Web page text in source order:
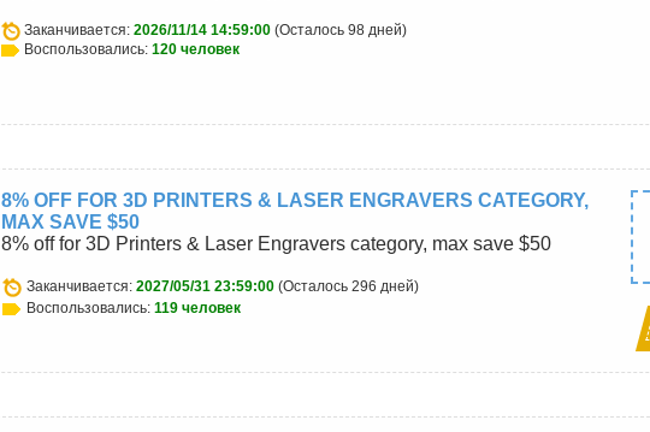
Заканчивается: 2026/11/14 14:59:00 (Осталось 98 дней)
Воспользовались: 120 человек
8% OFF FOR 3D PRINTERS & LASER ENGRAVERS CATEGORY,
MAX SAVE $50
8% off for 3D Printers & Laser Engravers category, max save $50
Заканчивается: 2027/05/31 23:59:00 (Осталось 296 дней)
Воспользовались: 119 человек